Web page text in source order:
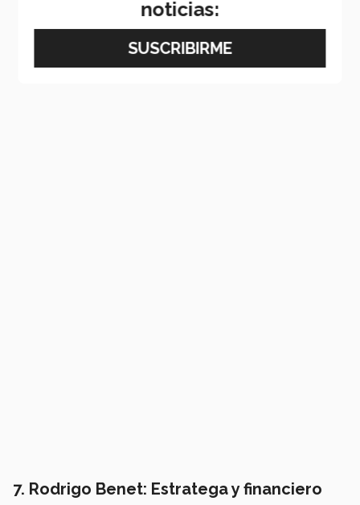
7. Rodrigo Benet: Estratega y financiero
noticias: